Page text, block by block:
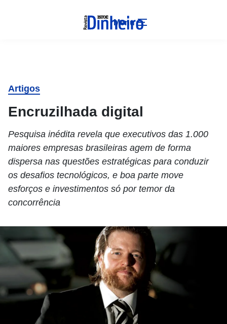
Menu
Artigos
Encruzilhada digital
Pesquisa inédita revela que executivos das 1.000
maiores empresas brasileiras agem de forma
dispersa nas questões estratégicas para conduzir
os desafios tecnológicos, e boa parte move
esforços e investimentos só por temor da
concorrência